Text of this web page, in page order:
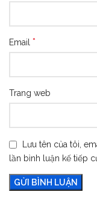
Email *
Trang web
Lưu tên của tôi,
lần bình luận kế tiếp